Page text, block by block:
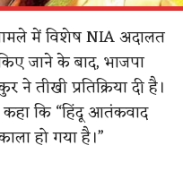
में विशेष NIA अदालत
जाने के बाद, भाजपा
ने तीखी प्रतिक्रिया दी है।
कहा कि “हिंदू आतंकवाद
हो गया है।”